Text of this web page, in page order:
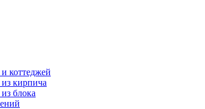
коттеджей
кирпича
блока